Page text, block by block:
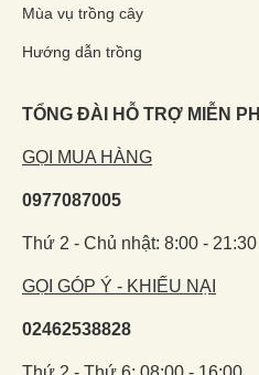
Mùa vụ trồng cây
Hướng dẫn trồng
TỔNG ĐÀI HỖ TRỢ MIỄN PHÍ
GỌI MUA HÀNG
0977087005
Thứ 2 - Chủ nhật: 8:00 - 21:30
GỌI GÓP Ý - KHIẾU NẠI
02462538828